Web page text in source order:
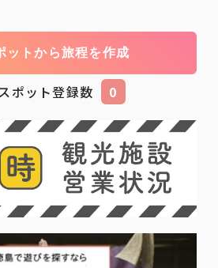
ットから旅程を作成
ポット登録数 0